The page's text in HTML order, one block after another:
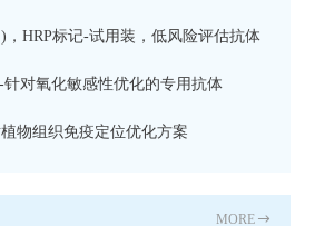
HRP标记-试用装，低风险评估抗体
针对氧化敏感性优化的专用抗体
物组织免疫定位优化方案
MORE